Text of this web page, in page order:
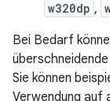
w320dp ,
Bei Bedarf
Sie können
Verwendung auf